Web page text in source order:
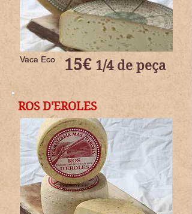
Vaca Eco 15€ 1/4 de peça
ROS D'EROLES